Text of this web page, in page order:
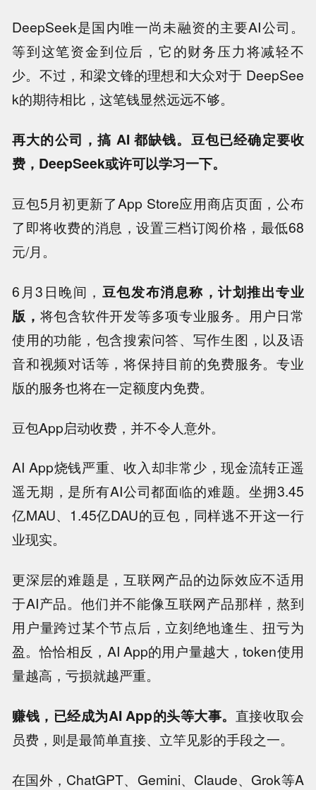
DeepSeek是国内唯一尚未融资的主要AI公司。
等到这笔资金到位后，它的财务压力将减轻不
少。不过，和梁文锋的理想和大众对于 DeepSee
k的期待相比，这笔钱显然远远不够。
再大的公司，搞 AI 都缺钱。豆包已经确定要收
费，DeepSeek或许可以学习一下。
豆包5月初更新了App Store应用商店页面，公布
了即将收费的消息，设置三档订阅价格，最低68
元/月。
6月3日晚间， 豆包发布消息称，计划推出专业
版， 将包含软件开发等多项专业服务。用户日常
使用的功能，包含搜索问答、写作生图，以及语
音和视频对话等，将保持目前的免费服务。专业
版的服务也将在一定额度内免费。
豆包App启动收费，并不令人意外。
AI App烧钱严重、收入却非常少，现金流转正遥
遥无期，是所有AI公司都面临的难题。坐拥3.45
亿MAU、1.45亿DAU的豆包，同样逃不开这一行
业现实。
更深层的难题是，互联网产品的边际效应不适用
于AI产品。他们并不能像互联网产品那样，熬到
用户量跨过某个节点后，立刻绝地逢生、扭亏为
盈。恰恰相反，AI App的用户量越大，token使用
量越高，亏损就越严重。
赚钱，已经成为AI App的头等大事。 直接收取会
员费，则是最简单直接、立竿见影的手段之一。
在国外，ChatGPT、Gemini、Claude、Grok等A